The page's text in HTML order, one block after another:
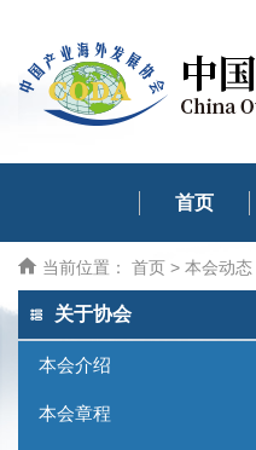
首页
当前位置： 首页 > 本会动态
关于协会
本会介绍
本会章程